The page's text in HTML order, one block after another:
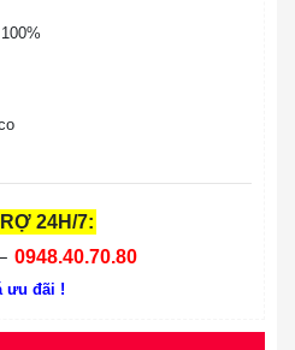
24H/7:
0948.40.70.80
ưu đãi !